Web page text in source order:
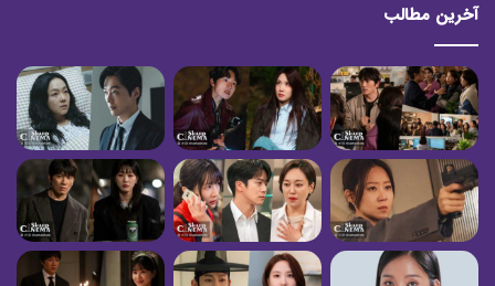
آخرین مطالب